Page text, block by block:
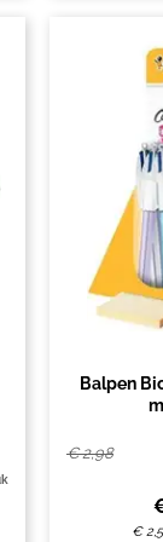
Balpen
€2,98
€